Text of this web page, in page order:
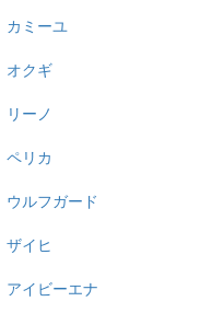
カミーユ
オクギ
リーノ
ペリカ
ウルフガード
ザイヒ
アイビーエナ